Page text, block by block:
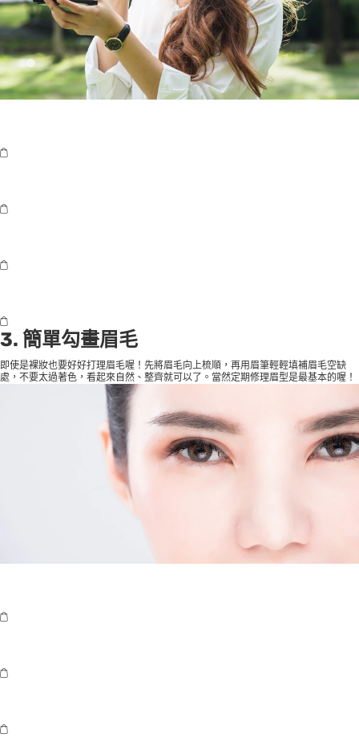
3. 簡單勾畫眉毛
即使是裸妝也要好好打理眉毛喔！先將眉毛向上梳順，再用眉筆輕輕填補眉毛空缺
處，不要太過著色，看起來自然、整齊就可以了。當然定期修理眉型是最基本的喔！